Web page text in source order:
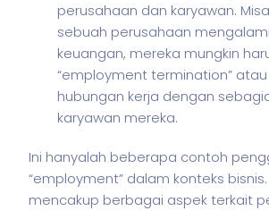
perusahaan dan karyawan.
sebuah perusahaan
keuangan, mereka mungkin
“employment termination”
hubungan kerja dengan
karyawan mereka.
Ini hanyalah beberapa contoh
“employment” dalam konteks bisnis
mencakup berbagai aspek terkait